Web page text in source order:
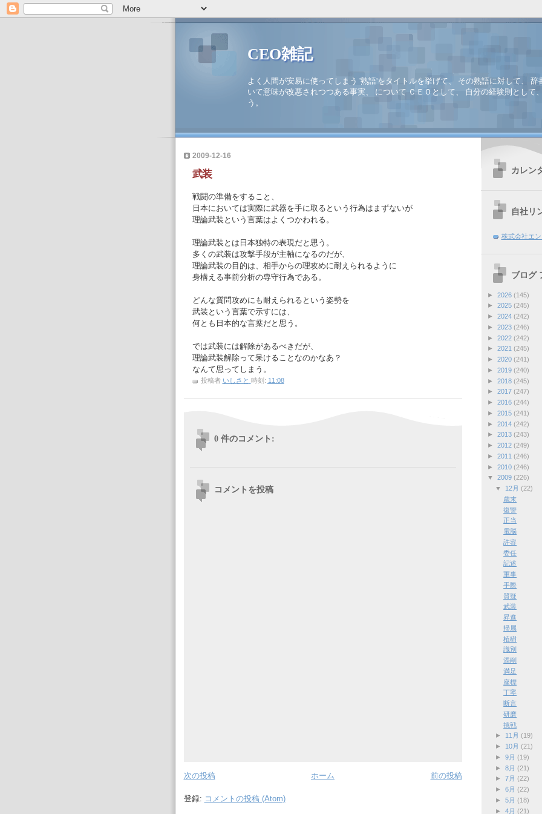
CEO雑記
よく人間が安易に使ってしまう '熟語'をタイトルを挙げて、 その熟語に対して、 辞
いて意味が改悪されつつある事実、 について ＣＥＯとして、 自分の経験則として
う。
2009-12-16
武装
戦闘の準備をすること、
日本においては実際に武器を手に取るという行為はまずないが
理論武装という言葉はよくつかわれる。
理論武装とは日本独特の表現だと思う。
多くの武装は攻撃手段が主軸になるのだが、
理論武装の目的は、相手からの理攻めに耐えられるように
身構える事前分析の専守行為である。
どんな質問攻めにも耐えられるという姿勢を
武装という言葉で示すには、
何とも日本的な言葉だと思う。
では武装には解除があるべきだが、
理論武装解除って呆けることなのかなあ？
なんて思ってしまう。
投稿者 いしさと 時刻: 11:08
0 件のコメント:
コメントを投稿
次の投稿 前の投稿
ホーム
登録: コメントの投稿 (Atom)
カレン
自社リ
株式会社エン
ブログ
► 2026 (145)
► 2025 (245)
► 2024 (242)
► 2023 (246)
► 2022 (242)
► 2021 (245)
► 2020 (241)
► 2019 (240)
► 2018 (245)
► 2017 (247)
► 2016 (244)
► 2015 (241)
► 2014 (242)
► 2013 (243)
► 2012 (249)
► 2011 (246)
► 2010 (246)
▼ 2009 (226)
▼
12月 (22)
歳末
復讐
正当
電脳
許容
委任
記述
軍事
手際
質疑
武装
昇進
帰属
植樹
識別
添削
満足
座標
丁寧
断言
研磨
挑戦
►
11月 (19)
►
10月 (21)
► 9月 (19)
► 8月 (21)
► 7月 (22)
► 6月 (22)
► 5月 (18)
► 4月 (21)